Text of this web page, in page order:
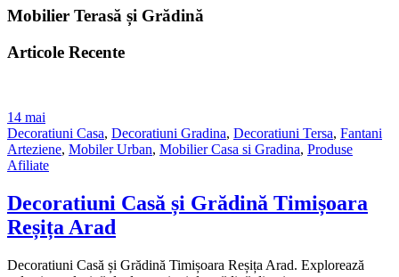
Mobilier Terasă și Grădină
Articole Recente
14 mai
Decoratiuni Casa, Decoratiuni Gradina, Decoratiuni Tersa, Fantani
Arteziene, Mobiler Urban, Mobilier Casa si Gradina, Produse
Afiliate
Decoratiuni Casă și Grădină Timișoara
Reșița Arad
Decoratiuni Casă și Grădină Timișoara Reșița Arad. Explorează